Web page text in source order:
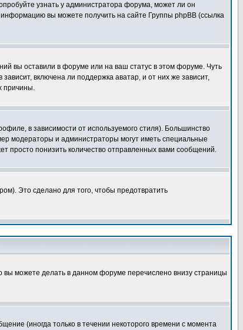
узнать у администратора форума, может ли он
вы можете получить на сайте Группы phpBB (ссылка
вы оставили в форуме или на ваш статус в этом форуме. Чуть
включена ли поддержка аватар, и от них же зависит,
причины.
в зависимости от используемого стиля). Большинство
модераторы и администраторы могут иметь специальные
просто понизить количество отправленных вами сообщений.
Это сделано для того, чтобы предотвратить
вы можете делать в данном форуме перечислено внизу страницы
(иногда только в течении некоторого времени с момента